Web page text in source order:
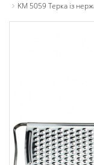
KM 5059 Терка із